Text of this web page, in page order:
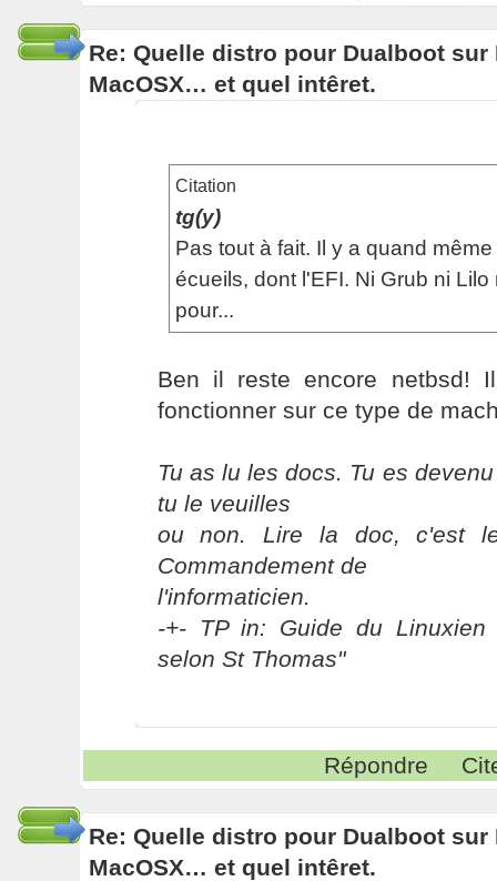
Re: Quelle distro pour Dualboot sur
MacOSX… et quel intêret.
Citation
tg(y)
Pas tout à fait. Il y a quand
écueils, dont l'EFI. Ni Grub ni Lilo
pour...
Ben il reste encore netbsd!
fonctionner sur ce type de
Tu as lu les docs. Tu es
tu le veuilles
ou non. Lire la doc, c'est
Commandement de
l'informaticien.
-+- TP in: Guide du Linuxien
selon St Thomas"
Répondre
Re: Quelle distro pour Dualboot sur
MacOSX… et quel intêret.